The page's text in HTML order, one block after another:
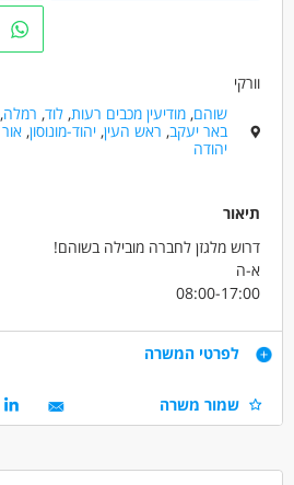
וורקי
שוהם,מודיעין מכבים רעות,לוד, רמלה,
באר יעקב, ראש העין,יהוד-מונוסון,אור
יהודה
תיאור
דרוש מלגזן לחברה מובילה בשוהם!
א-ה
08:00-17:00
דרישות
מחסנים ולוגיסטיקה - מחסנאות ואחסון
לפרטי המשרה
שמור משרה